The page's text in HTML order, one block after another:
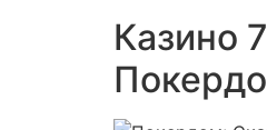
Казино